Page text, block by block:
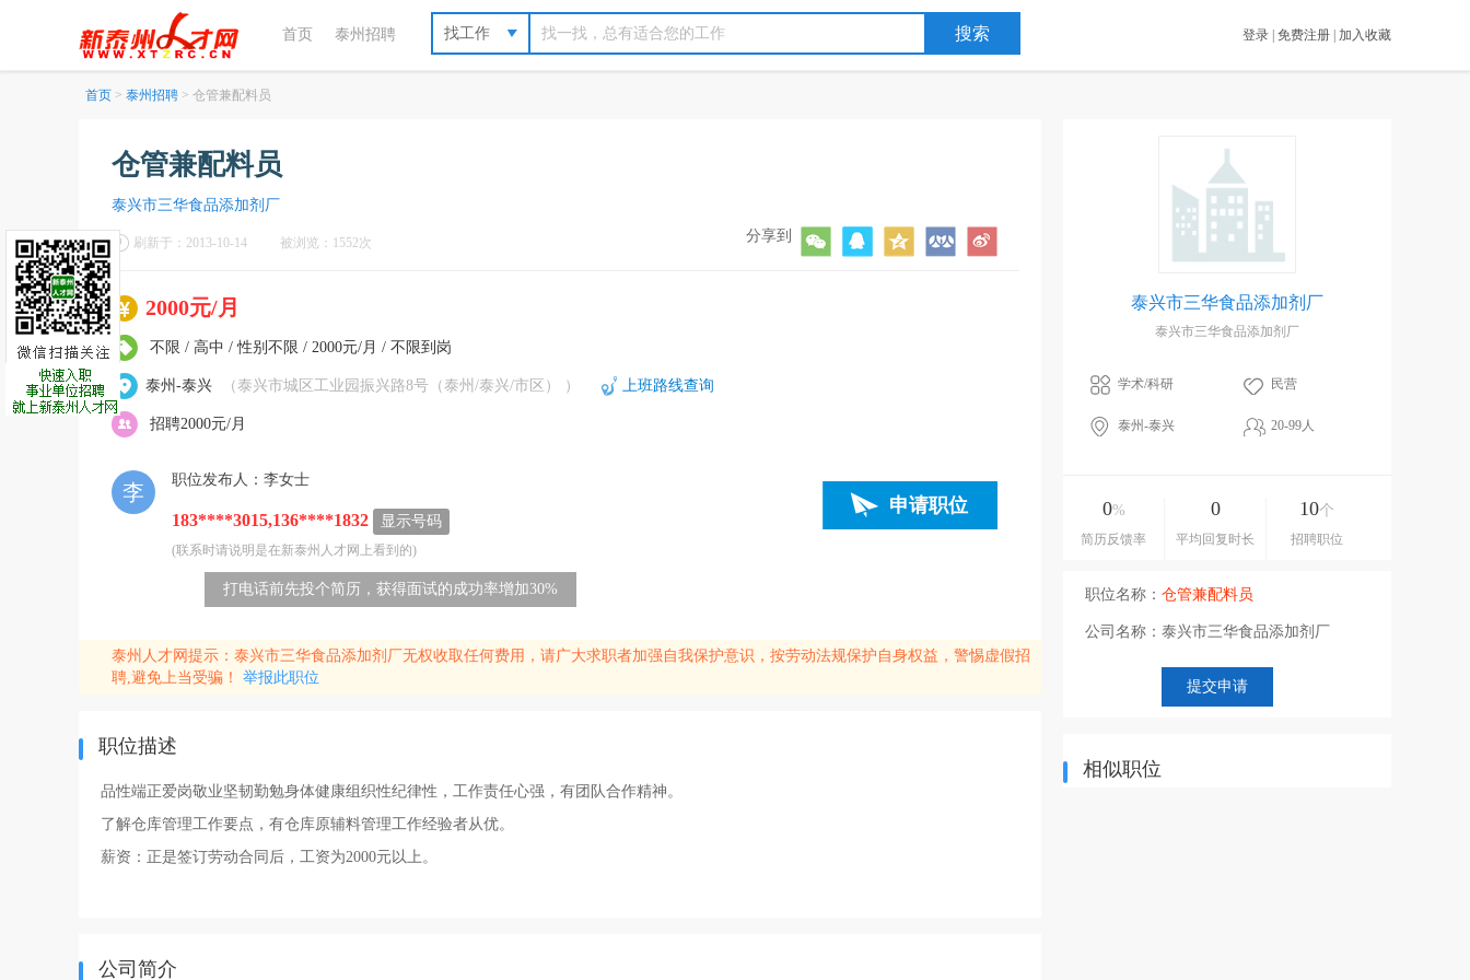
首页 泰州招聘 找工作 登录 免费注册 加入收藏
首页 > 泰州招聘 > 仓管兼配料员
仓管兼配料员
泰兴市三华食品添加剂厂
刷新于：2013-10-14 被浏览：1552次 分享到
2000元/月
不限 / 高中 / 性别不限 / 2000元/月 / 不限到岗
泰州-泰兴 （泰兴市城区工业园振兴路8号（泰州/泰兴/市区） ） 上班路线查询
招聘2000元/月
李
职位发布人：李女士
申请职位
183****3015,136****1832 显示号码
(联系时请说明是在新泰州人才网上看到的)
打电话前先投个简历，获得面试的成功率增加30%
泰州人才网提示：泰兴市三华食品添加剂厂无权收取任何费用，请广大求职者加强自我保护意识，按劳动法规保护自身权益，警惕虚假招
聘,避免上当受骗！ 举报此职位
职位描述
品性端正爱岗敬业坚韧勤勉身体健康组织性纪律性，工作责任心强，有团队合作精神。
了解仓库管理工作要点，有仓库原辅料管理工作经验者从优。
薪资：正是签订劳动合同后，工资为2000元以上。
公司简介
泰兴市三华食品添加剂厂
泰兴市三华食品添加剂厂
学术/科研 民营
泰州-泰兴 20-99人
0%
简历反馈率
0
平均回复时长
10个
招聘职位
职位名称： 仓管兼配料员
公司名称： 泰兴市三华食品添加剂厂
相似职位